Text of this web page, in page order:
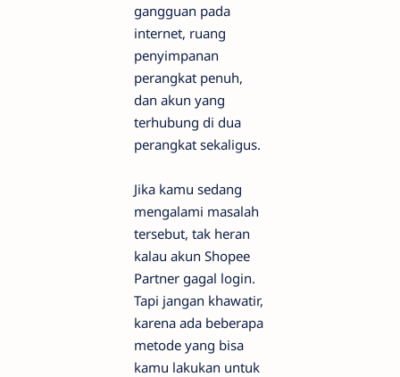
gangguan pada
internet, ruang
penyimpanan
perangkat penuh,
dan akun yang
terhubung di dua
perangkat sekaligus.
Jika kamu sedang
mengalami masalah
tersebut, tak heran
kalau akun Shopee
Partner gagal login.
Tapi jangan khawatir,
karena ada beberapa
metode yang bisa
kamu lakukan untuk